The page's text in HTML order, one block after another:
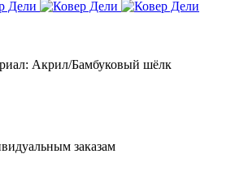
Акрил/Бамбуковый шёлк
заказам